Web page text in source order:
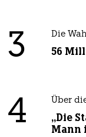
3 Die
56
4 Über
„Die
Mann